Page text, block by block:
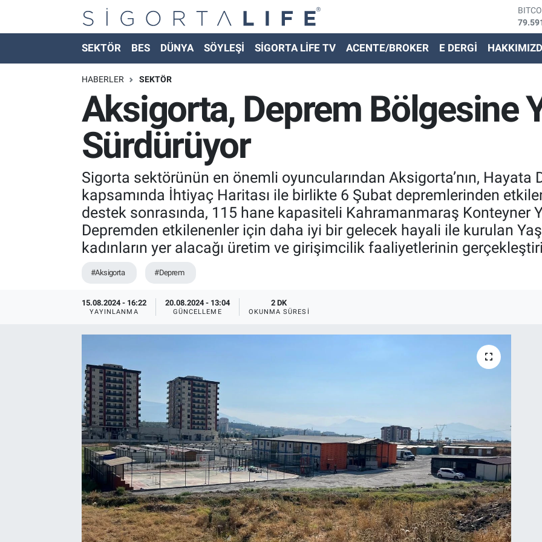
EURO
SEKTÖR BES DÜNYA SÖYLEŞİ SİGORTA LİFE TV ACENTE/BROKER E DERGİ
HABERLER SEKTÖR
Aksigorta, Deprem Bölgesine
Sürdürüyor
Sigorta sektörünün en önemli oyuncularından Aksigorta’nın, Hayata
kapsamında İhtiyaç Haritası ile birlikte 6 Şubat depremlerinden
destek sonrasında, 115 hane kapasiteli Kahramanmaraş Konteyner
Depremden etkilenenler için daha iyi bir gelecek hayali ile kurulan
kadınların yer alacağı üretim ve girişimcilik faaliyetlerinin
#Aksigorta #Deprem
15.08.2024 - 16:22
YAYINLANMA
20.08.2024 - 13:04
GÜNCELLEME
2 DK
OKUNMA SÜRESI
Nöbetçi Eczaneler
Hava Durumu
Namaz Vakitleri
Trafik Durumu
Süper Lig Puan Durumu ve Fikstür
Tüm Manşetler
Son Dakika Haberleri